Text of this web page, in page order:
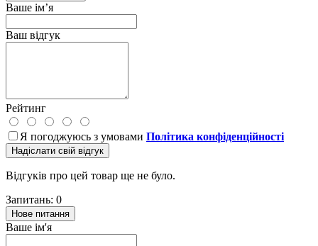
Ваше ім’я
Ваш відгук
Рейтинг
Я погоджуюсь з умовами Політика конфіденційності
Надіслати свій відгук
Відгуків про цей товар ще не було.
Запитань: 0
Нове питання
Ваше ім'я